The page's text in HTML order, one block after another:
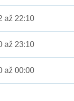
až 22:10
až 23:10
až 00:00